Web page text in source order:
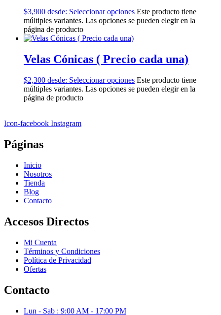
$3,900 desde: Seleccionar opciones Este producto tiene
múltiples variantes. Las opciones se pueden elegir en la
página de producto
Velas Cónicas ( Precio cada una)
$2,300 desde: Seleccionar opciones Este producto tiene
múltiples variantes. Las opciones se pueden elegir en la
página de producto
Icon-facebook Instagram
Páginas
Inicio
Nosotros
Tienda
Blog
Contacto
Accesos Directos
Mi Cuenta
Términos y Condiciones
Política de Privacidad
Ofertas
Contacto
Lun - Sab : 9:00 AM - 17:00 PM